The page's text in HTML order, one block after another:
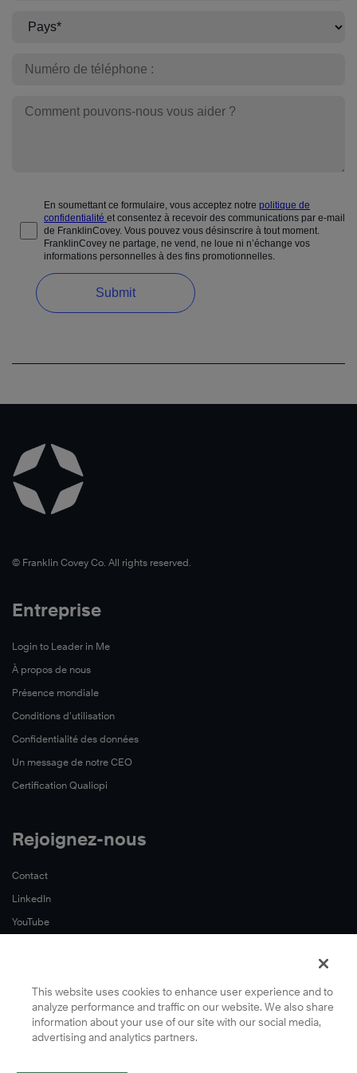
©️ Franklin Covey Co. All rights reserved.
Entreprise
Login to Leader in Me
À propos de nous
Présence mondiale
Conditions d’utilisation
Confidentialité des données
Un message de notre CEO
Certification Qualiopi
Rejoignez-nous
Contact
LinkedIn
YouTube
This website uses cookies to enhance user experience and to
analyze performance and traffic on our website. We also share
information about your use of our site with our social media,
advertising and analytics partners.